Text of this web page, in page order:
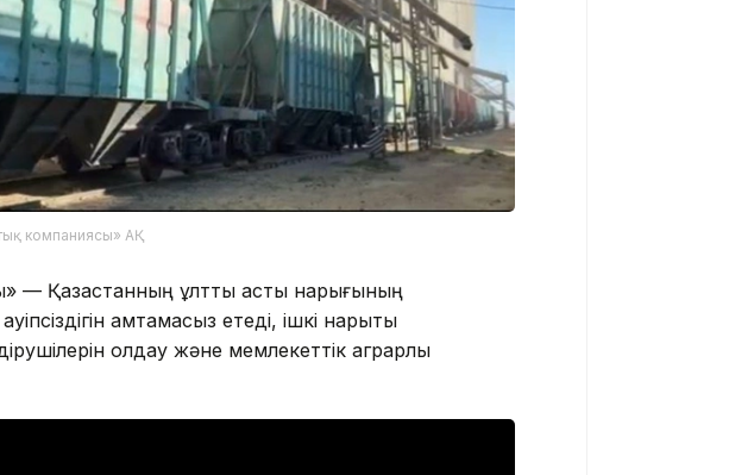
компаниясы» АҚ
— Қазақстанның ұлттық астық нарығының
қамтамасыз етеді, ішкі нарықты
қолдау және мемлекеттік аграрлық